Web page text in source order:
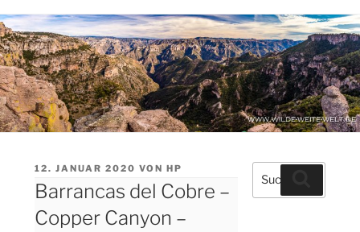
VERÖFFENTLICHT
12. JANUAR 2020 VONHP
Barrancas del Cobre –
Copper Canyon –
Suche
nach: